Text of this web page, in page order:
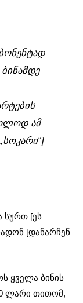
ამ
სურთ [ეს
[დანარჩენ
ყველა ბინის
ლარი თითომ,